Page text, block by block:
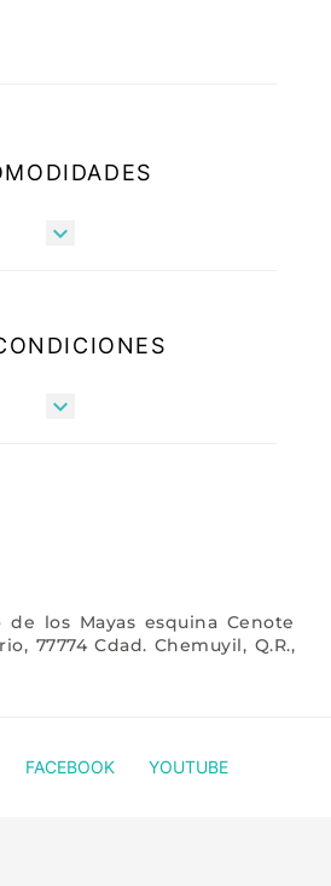


de los Mayas esquina Cenote
77774 Cdad. Chemuyil, Q.R.,
FACEBOOK YOUTUBE